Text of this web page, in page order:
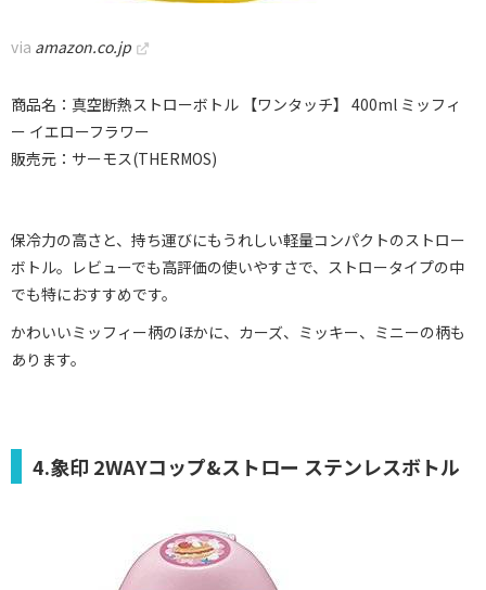
via amazon.co.jp
商品名：真空断熱ストローボトル 【ワンタッチ】 400ml ミッフィ
ー イエローフラワー
販売元：サーモス(THERMOS)
保冷力の高さと、持ち運びにもうれしい軽量コンパクトのストロー
ボトル。レビューでも高評価の使いやすさで、ストロータイプの中
でも特におすすめです。
かわいいミッフィー柄のほかに、カーズ、ミッキー、ミニーの柄も
あります。
4.象印 2WAYコップ&ストロー ステンレスボトル